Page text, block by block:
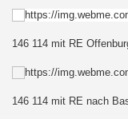
146 114 mit RE
146 114 mit RE nach